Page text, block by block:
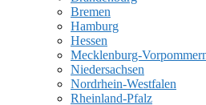
Bremen
Hamburg
Hessen
Mecklenburg-
Niedersachsen
Nordrhein-Westfalen
Rheinland-Pfalz